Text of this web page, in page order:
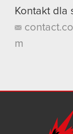
Kontakt dla
m